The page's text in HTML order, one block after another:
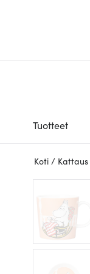
Tuotteet
Koti / Kattaus